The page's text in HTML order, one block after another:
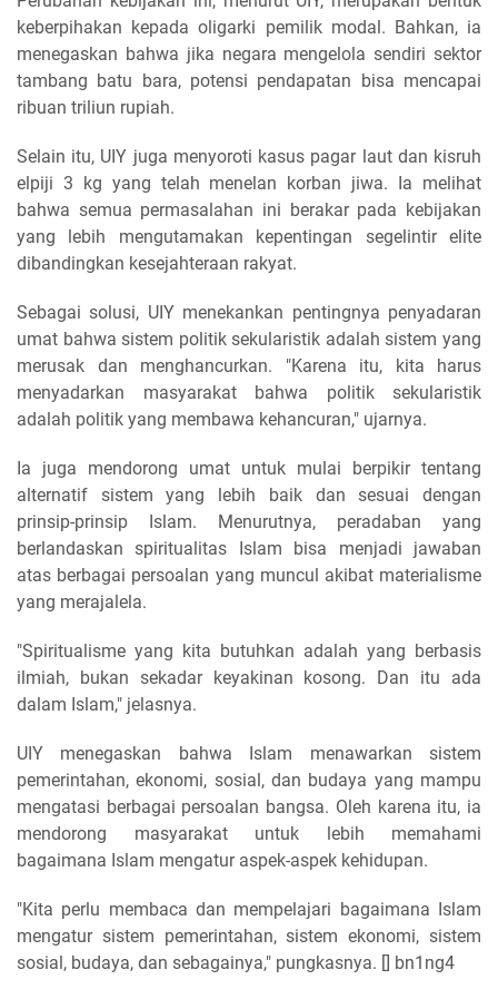
keberpihakan kepada oligarki pemilik modal. Bahkan, ia
menegaskan bahwa jika negara mengelola sendiri sektor
tambang batu bara, potensi pendapatan bisa mencapai
ribuan triliun rupiah.
Selain itu, UIY juga menyoroti kasus pagar laut dan kisruh
elpiji 3 kg yang telah menelan korban jiwa. Ia melihat
bahwa semua permasalahan ini berakar pada kebijakan
yang lebih mengutamakan kepentingan segelintir elite
dibandingkan kesejahteraan rakyat.
Sebagai solusi, UIY menekankan pentingnya penyadaran
umat bahwa sistem politik sekularistik adalah sistem yang
merusak dan menghancurkan. "Karena itu, kita harus
menyadarkan masyarakat bahwa politik sekularistik
adalah politik yang membawa kehancuran," ujarnya.
Ia juga mendorong umat untuk mulai berpikir tentang
alternatif sistem yang lebih baik dan sesuai dengan
prinsip-prinsip Islam. Menurutnya, peradaban yang
berlandaskan spiritualitas Islam bisa menjadi jawaban
atas berbagai persoalan yang muncul akibat materialisme
yang merajalela.
"Spiritualisme yang kita butuhkan adalah yang berbasis
ilmiah, bukan sekadar keyakinan kosong. Dan itu ada
dalam Islam," jelasnya.
UIY menegaskan bahwa Islam menawarkan sistem
pemerintahan, ekonomi, sosial, dan budaya yang mampu
mengatasi berbagai persoalan bangsa. Oleh karena itu, ia
mendorong masyarakat untuk lebih memahami
bagaimana Islam mengatur aspek-aspek kehidupan.
"Kita perlu membaca dan mempelajari bagaimana Islam
mengatur sistem pemerintahan, sistem ekonomi, sistem
sosial, budaya, dan sebagainya," pungkasnya. [] bn1ng4